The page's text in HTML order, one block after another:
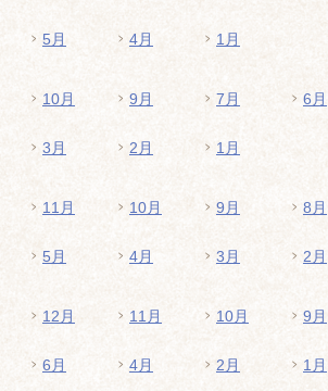
5月 4月 1月
10月 9月 7月 6月
3月 2月 1月
11月 10月 9月 8月
5月 4月 3月 2月
12月 11月 10月 9月
6月 4月 2月 1月